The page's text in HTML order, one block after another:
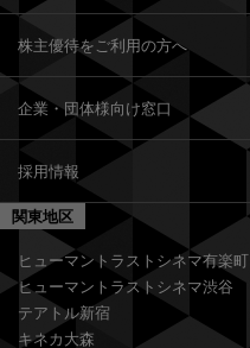
株主優待をご利用の方へ
企業・団体様向け窓口
採用情報
関東地区
ヒューマントラストシネマ有楽町
ヒューマントラストシネマ渋谷
テアトル新宿
キネカ大森